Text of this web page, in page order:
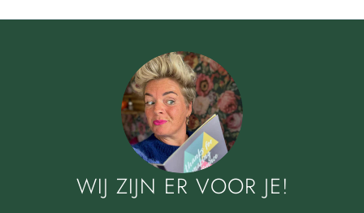
WIJ ZIJN ER VOOR JE!